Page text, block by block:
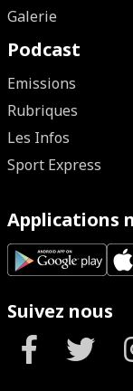
Galerie
Podcast
Emissions
Rubriques
Les Infos
Sport Express
Applications
Suivez nous